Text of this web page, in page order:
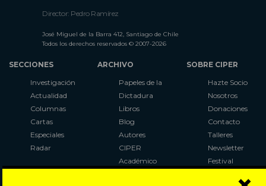
Director: Pedro Ramírez
José Miguel de la Barra 412, Santiago de Chile
Todos los derechos reservados © 2007-2026
SECCIONES
Investigación
Actualidad
Columnas
Cartas
Especiales
Radar
ARCHIVO
Papeles de la
Dictadura
Libros
Blog
Autores
CIPER
Académico
SOBRE CIPER
Hazte Socio
Nosotros
Donaciones
Contacto
Talleres
Newsletter
Festival